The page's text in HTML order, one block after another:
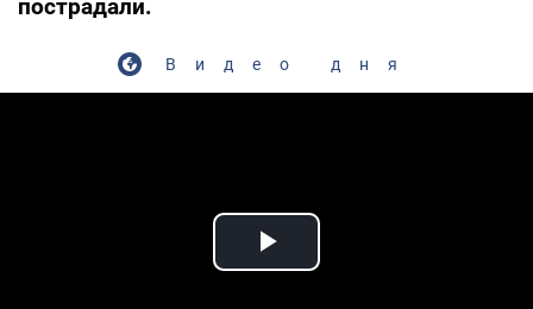
пострадали.
Видео дня
Play Video